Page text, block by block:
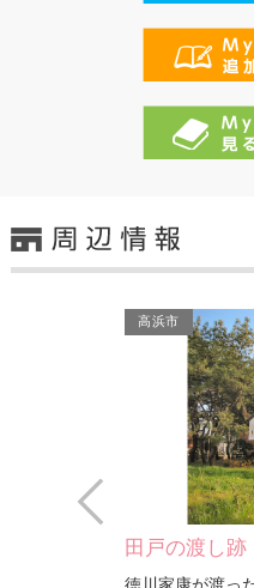
高浜市
田戸の渡し跡